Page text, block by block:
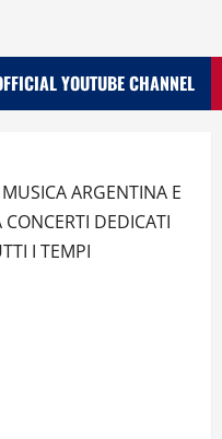
YOUTUBE CHANNEL
ARGENTINA E
DEDICATI
I TEMPI